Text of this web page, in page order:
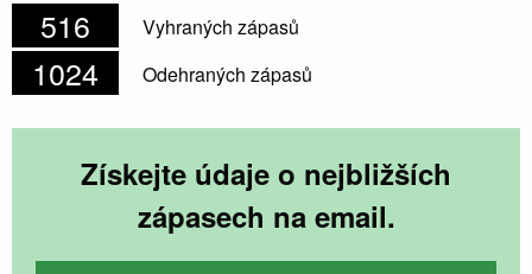
516 Vyhraných zápasů
1024 Odehraných zápasů
Získejte údaje o nejbližších
zápasech na email.